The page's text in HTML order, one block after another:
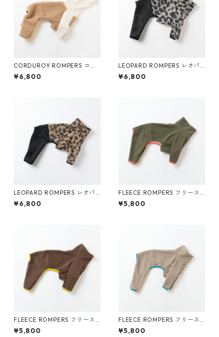
CORDUROY ROMPERS コー
ディロイロンパース (キャメ
ル)
¥6,800
LEOPARD ROMPERS レオパ
ードロンパース (グレー)
¥6,800
LEOPARD ROMPERS レオパ
ードロンパース (ブラウン)
¥6,800
FLEECE ROMPERS フリース
ロンパース (カーキ)
¥5,800
FLEECE ROMPERS フリース
ロンパース (ブラウン)
¥5,800
FLEECE ROMPERS フリース
ロンパース (ベージュ)
¥5,800